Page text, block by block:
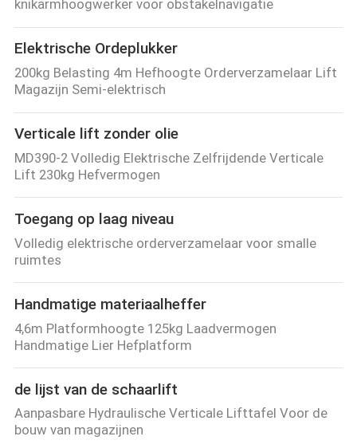
knikarmhoogwerker voor obstakelnavigatie
Elektrische Ordeplukker
200kg Belasting 4m Hefhoogte Orderverzamelaar Lift
Magazijn Semi-elektrisch
Verticale lift zonder olie
MD390-2 Volledig Elektrische Zelfrijdende Verticale
Lift 230kg Hefvermogen
Toegang op laag niveau
Volledig elektrische orderverzamelaar voor smalle
ruimtes
Handmatige materiaalheffer
4,6m Platformhoogte 125kg Laadvermogen
Handmatige Lier Hefplatform
de lijst van de schaarlift
Aanpasbare Hydraulische Verticale Lifttafel Voor de
bouw van magazijnen